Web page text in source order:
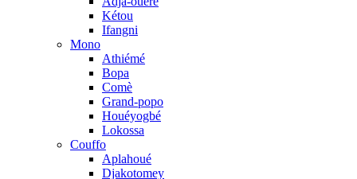
Kétou
Ifangni
Mono
Athiémé
Bopa
Comè
Grand-popo
Houéyogbé
Lokossa
Couffo
Aplahoué
Djakotomey